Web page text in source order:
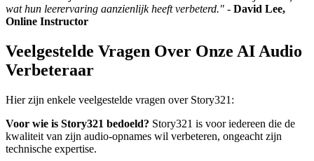
wat hun leerervaring aanzienlijk heeft verbeterd." - David Lee,
Online Instructor
Veelgestelde Vragen Over Onze AI Audio
Verbeteraar
Hier zijn enkele veelgestelde vragen over Story321:
Voor wie is Story321 bedoeld? Story321 is voor iedereen die de
kwaliteit van zijn audio-opnames wil verbeteren, ongeacht zijn
technische expertise.